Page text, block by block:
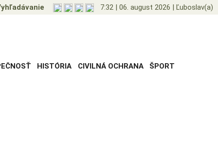
7:32 | 06. august 2026 | Ľuboslav(a)
HISTÓRIA CIVILNÁ OCHRANA ŠPORT